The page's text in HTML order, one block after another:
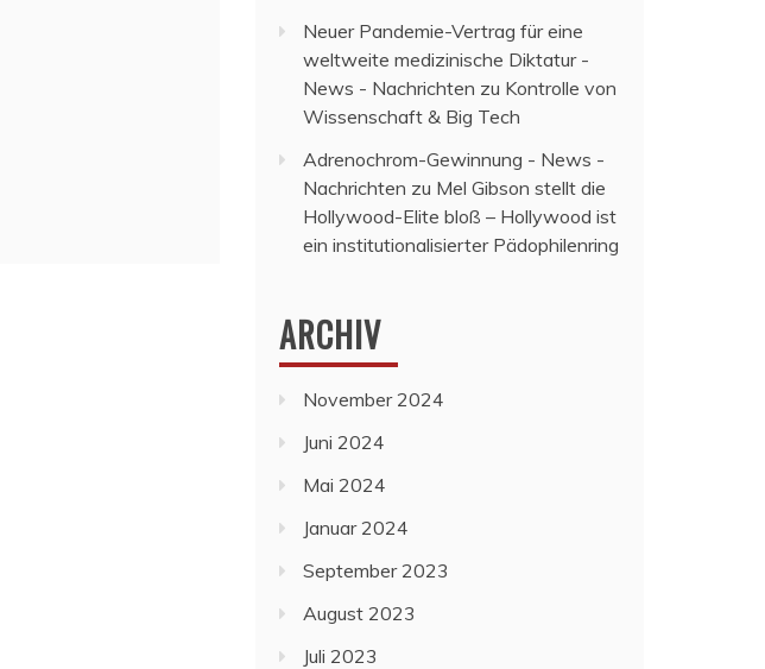
Neuer Pandemie-Vertrag für eine
weltweite medizinische Diktatur -
News - Nachrichten zu Kontrolle von
Wissenschaft & Big Tech
Adrenochrom-Gewinnung - News -
Nachrichten zu Mel Gibson stellt die
Hollywood-Elite bloß – Hollywood ist
ein institutionalisierter Pädophilenring
ARCHIV
November 2024
Juni 2024
Mai 2024
Januar 2024
September 2023
August 2023
Juli 2023